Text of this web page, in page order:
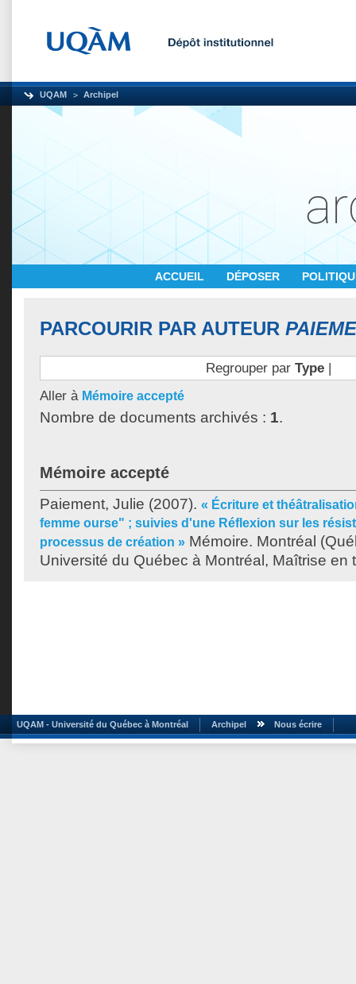
UQAM Archipel
ACCUEIL DÉPOSER
PARCOURIR PAR AUTEUR
Regrouper par Type|
Aller à Mémoire accepté
Nombre de documents archivés : 1.
Mémoire accepté
Paiement, Julie (2007). « Écriture et
femme ourse" ; suivies d'une Réflexion sur les
processus de création » Mémoire. Montréal
Université du Québec à Montréal, Maîtrise en
UQAM - Université du Québec à Montréal Archipel Nous écrire